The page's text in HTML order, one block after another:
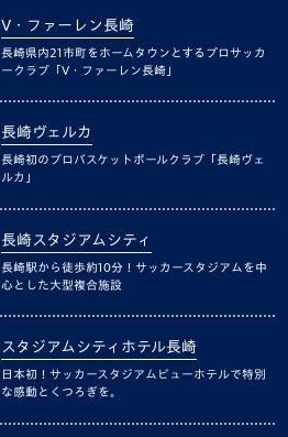
V・ファーレン長崎
長崎県内21市町をホームタウンとするプロサッカ
ークラブ「V・ファーレン長崎」
長崎ヴェルカ
長崎初のプロバスケットボールクラブ「長崎ヴェ
ルカ」
長崎スタジアムシティ
長崎駅から徒歩約10分！サッカースタジアムを中
心とした大型複合施設
スタジアムシティホテル長崎
日本初！サッカースタジアムビューホテルで特別
な感動とくつろぎを。